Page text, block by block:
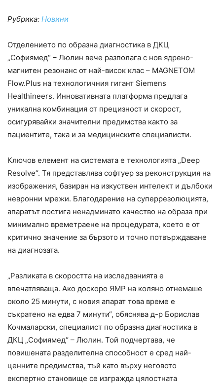
Рубрика: Новини
Отделението по образна диагностика в ДКЦ
„Софиямед“ – Люлин вече разполага с нов ядрено-
магнитен резонанс от най-висок клас – MAGNETOM
Flow.Plus на технологичния гигант Siemens
Healthineers. Инновативната платформа предлага
уникална комбинация от прецизност и скорост,
осигурявайки значителни предимства както за
пациентите, така и за медицинските специалисти.
Ключов елемент на системата е технологията „Deep
Resolve“. Тя представлява софтуер за реконструкция на
изображения, базиран на изкуствен интелект и дълбоки
невронни мрежи. Благодарение на суперрезолюцията,
апаратът постига ненадминато качество на образа при
минимално времетраене на процедурата, което е от
критично значение за бързото и точно потвърждаване
на диагнозата.
„Разликата в скоростта на изследванията е
впечатляваща. Ако доскоро ЯМР на коляно отнемаше
около 25 минути, с новия апарат това време е
съкратено на едва 7 минути“, обяснява д-р Борислав
Кочмаларски, специалист по образна диагностика в
ДКЦ „Софиямед“ – Люлин. Той подчертава, че
повишената разделителна способност е сред най-
ценните предимства, тъй като върху неговото
експертно становище се изгражда цялостната